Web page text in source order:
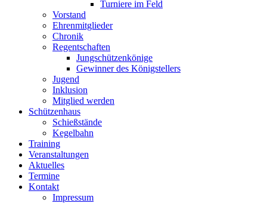
Turniere im Feld
Vorstand
Ehrenmitglieder
Chronik
Regentschaften
Jungschützenkönige
Gewinner des Königstellers
Jugend
Inklusion
Mitglied werden
Schützenhaus
Schießstände
Kegelbahn
Training
Veranstaltungen
Aktuelles
Termine
Kontakt
Impressum